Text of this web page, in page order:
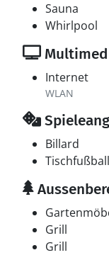
Sauna
Whirlpool
Internet
WLAN
Billard
Tischfußball
Grill
Grill